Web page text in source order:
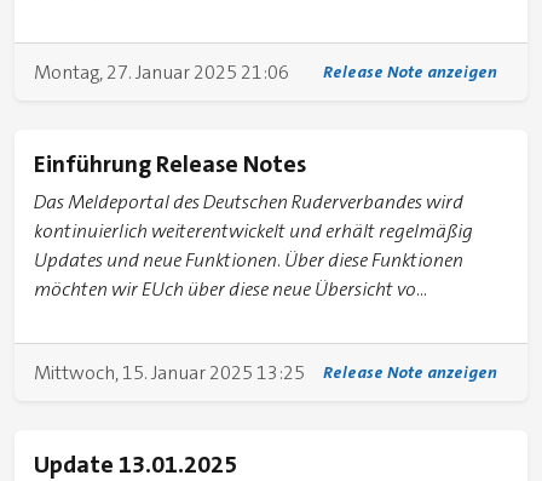
Montag, 27. Januar 2025 21:06 Release Note anzeigen
Einführung Release Notes
Das Meldeportal des Deutschen Ruderverbandes wird
kontinuierlich weiterentwickelt und erhält regelmäßig
Updates und neue Funktionen. Über diese Funktionen
möchten wir EUch über diese neue Übersicht vo...
Mittwoch, 15. Januar 2025 13:25 Release Note anzeigen
Update 13.01.2025